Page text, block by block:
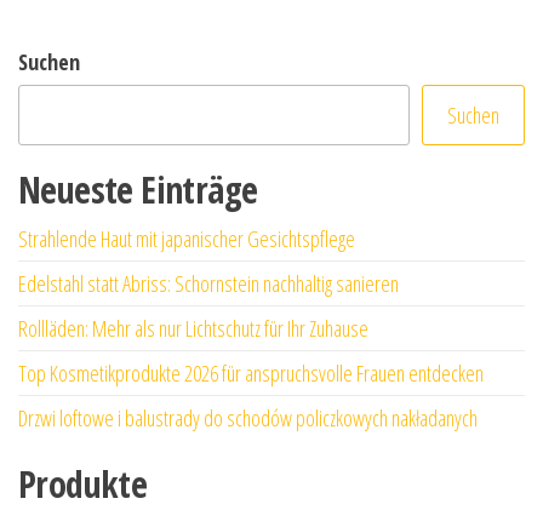
Suchen
Suchen
Neueste Einträge
Strahlende Haut mit japanischer Gesichtspflege
Edelstahl statt Abriss: Schornstein nachhaltig sanieren
Rollläden: Mehr als nur Lichtschutz für Ihr Zuhause
Top Kosmetikprodukte 2026 für anspruchsvolle Frauen entdecken
Drzwi loftowe i balustrady do schodów policzkowych nakładanych
Produkte